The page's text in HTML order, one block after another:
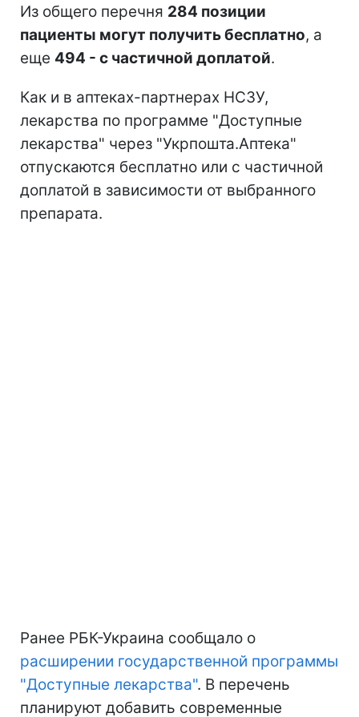
Из общего перечня 284 позиции
пациенты могут получить бесплатно, а
еще 494 - с частичной доплатой.
Как и в аптеках-партнерах НСЗУ,
лекарства по программе "Доступные
лекарства" через "Укрпошта.Аптека"
отпускаются бесплатно или с частичной
доплатой в зависимости от выбранного
препарата.
Ранее РБК-Украина сообщало о
расширении государственной программы
"Доступные лекарства". В перечень
планируют добавить современные